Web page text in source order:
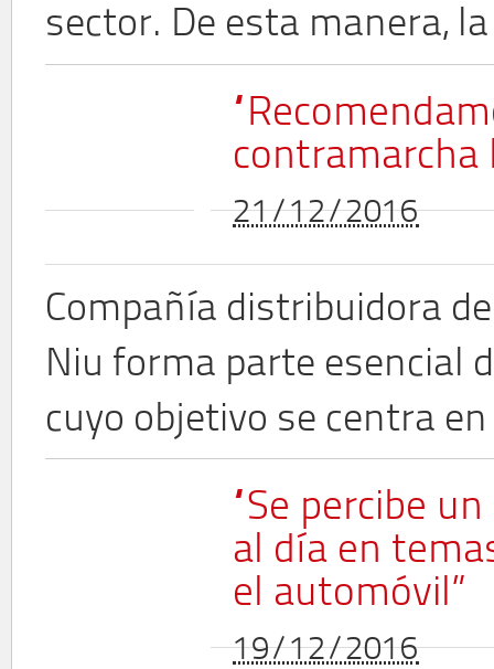
sector. De esta manera,
contramarcha
21/12/2016
Compañía distribuidora
Niu forma parte esencial
cuyo objetivo se centra
“Se percibe
al día en
el automóvil”
19/12/2016